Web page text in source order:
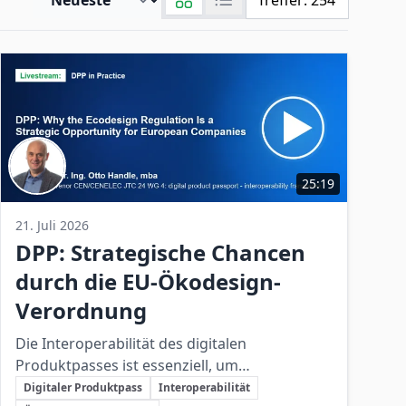
25:19
21. Juli 2026
DPP: Strategische Chancen
durch die EU-Ökodesign-
Verordnung
Die Interoperabilität des digitalen
Produktpasses ist essenziell, um
Produktdaten europaweit zugänglich und
Schlüsselthemen
Digitaler Produktpass
Interoperabilität